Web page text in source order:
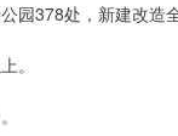
378处，新建改造全
。